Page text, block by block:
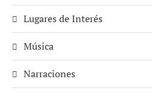
Lugares de Interés
Música
Narraciones